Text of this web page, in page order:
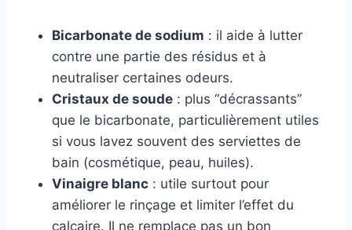
Bicarbonate de sodium : il aide à lutter
contre une partie des résidus et à
neutraliser certaines odeurs.
Cristaux de soude : plus “décrassants”
que le bicarbonate, particulièrement utiles
si vous lavez souvent des serviettes de
bain (cosmétique, peau, huiles).
Vinaigre blanc : utile surtout pour
améliorer le rinçage et limiter l’effet du
calcaire. Il ne remplace pas un bon